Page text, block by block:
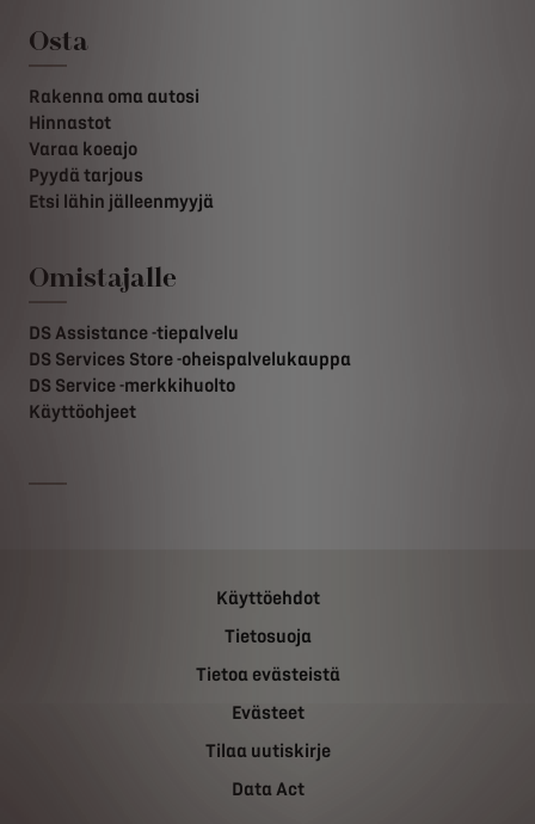
Osta
Rakenna oma autosi
Hinnastot
Varaa koeajo
Pyydä tarjous
Etsi lähin jälleenmyyjä
Omistajalle
DS Assistance -tiepalvelu
DS Services Store -oheispalvelukauppa
DS Service -merkkihuolto
Käyttöohjeet
Käyttöehdot
Tietosuoja
Tietoa evästeistä
Evästeet
Tilaa uutiskirje
Data Act